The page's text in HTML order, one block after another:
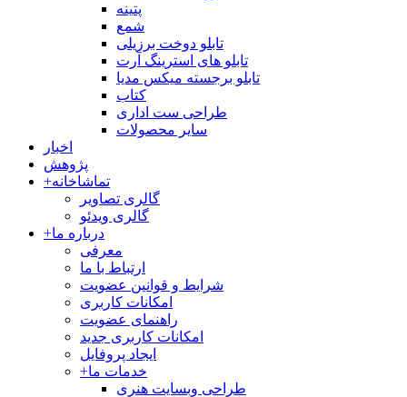
پتینه
شمع
تابلو دوخت برزیلی
تابلو های استرینگ آرت
تابلو برجسته میکس مدیا
کتاب
طراحی ست اداری
سایر محصولات
اخبار
پژوهش
+تماشاخانه
گالری تصاویر
گالری ویدئو
+درباره ما
معرفی
ارتباط با ما
شرایط و قوانین عضویت
امکانات کاربری
راهنمای عضویت
امکانات کاربری جدید
ایجاد پروفایل
+خدمات ما
طراحی وبسایت هنری